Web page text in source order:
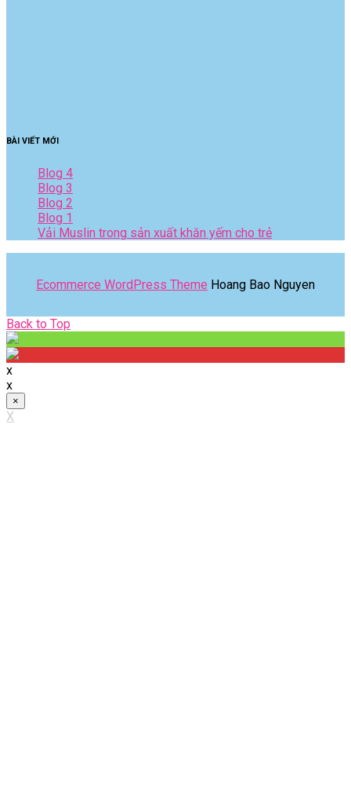
BÀI VIẾT MỚI
Blog 4
Blog 3
Blog 2
Blog 1
Vải Muslin trong sản xuất khăn yếm cho trẻ
Ecommerce WordPress Theme Hoang Bao Nguyen
Back to Top
x
x
×
X